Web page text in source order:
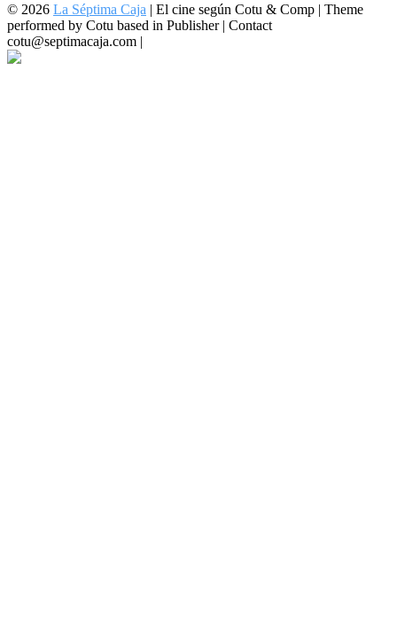
© 2026 La Séptima Caja | El cine según Cotu & Comp | Theme
performed by Cotu based in Publisher | Contact
cotu@septimacaja.com |